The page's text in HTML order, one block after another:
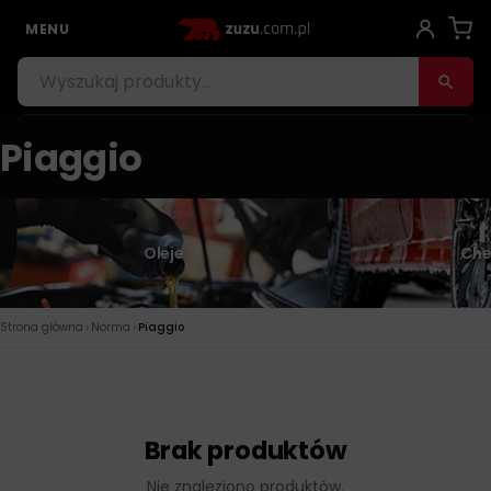
MENU
Piaggio
Oleje
Strona główna › Norma › Piaggio
Brak produktów
Nie znaleziono produktów.